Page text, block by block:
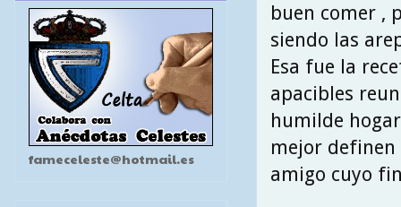
buen comer ,
siendo las
Esa fue la
apacibles
humilde
mejor definen
amigo cuyo
fameceleste@hotmail.es